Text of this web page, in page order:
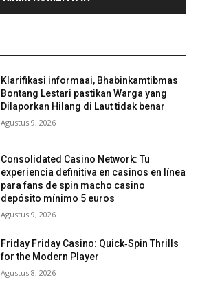
Klarifikasi informaai, Bhabinkamtibmas
Bontang Lestari pastikan Warga yang
Dilaporkan Hilang di Laut tidak benar
Agustus 9, 2026
Consolidated Casino Network: Tu
experiencia definitiva en casinos en línea
para fans de spin macho casino
depósito mínimo 5 euros
Agustus 9, 2026
Friday Friday Casino: Quick‑Spin Thrills
for the Modern Player
Agustus 8, 2026